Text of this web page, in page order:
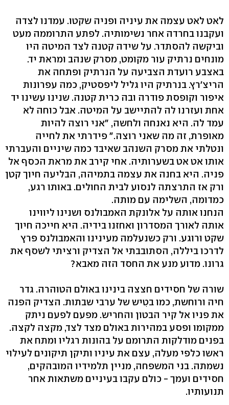
לאט לאט עצמה את עיניה ופניה שקטו. עמדנו לצדה
ועקבנו בחרדה אחר נשימותיה. לפתע התרוממה מעט
וביקשה להסתדר. על שידה קטנה לצד המיטה היו
מונחים נרתיק עור מקומט, מסרק שנהב ומראת יד.
באצבע רועדת הצביעה על הנרתיק ופתחה את
הריצ'רץ. בנרתיק היו גליל ליפסטיק, כמה עפרונות
איפור וקופסת פודרה ובה כרית קטנה. שנינו עשינו יד
אחת ועזרנו לה להתיישב על המיטה. אבל כוחה לא
עמד לה. היא נאנחה ולחשה, "אני רוצה להיות
מאופרת, זה מה שאני רוצה." פידרתי את לחייה
ונטלתי את מסרק השנהב שאיבד כמה שיניים והעברתי
אותו אט אט בשערותיה. אחי קירב את מראת הכסף אל
פניה. היא בחנה את עצמה בתמיהה, הבליעה חיוך קטן
ורק אז התרצתה לנסוע לבית החולים. באותו רגע,
כמדומה, השלימה עם מותה.
הנחנו אותה על אלונקת האמבולנס ושנינו ליווינו
אותה לאורך המסדרון ואחזנו בידיה. היא חייכה חיוך
שקט ורוגע. ורק כשנעלמה מעינינו והאמבולנס פרץ
לדרכו ביללה, הסתובבתי אל הצדיק ורציתי לשסף את
גרונו. מדוע מנע את החסד הזה מאבא?
שורה של חסידים חצצה בינינו באולם הטוהרה. גדר
חיה ורוחשת, כמו בטִיש של ערבי שבתות. הצדיק הפנה
את פניו אל קיר הבטון והחריש. מפעם לפעם ניתק
ממקומו ופסע במהירות באולם מצד לצד, מקצה לקצה.
בפנים מודלקות התרומם על בהונות רגליו ומתח את
ראשו כלפי מעלה, עצם את עיניו ותיקן תיקונים לעילוי
נשמתה. בני המשפחה, מניין תלמידיו המובהקים,
חסידים ועמך - כולם עקבו בעיניים משתאות אחר
תנועותיו.